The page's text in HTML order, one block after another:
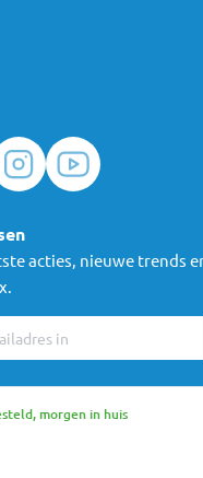
morgen in huis
acties, nieuwe trends
Privacy ©